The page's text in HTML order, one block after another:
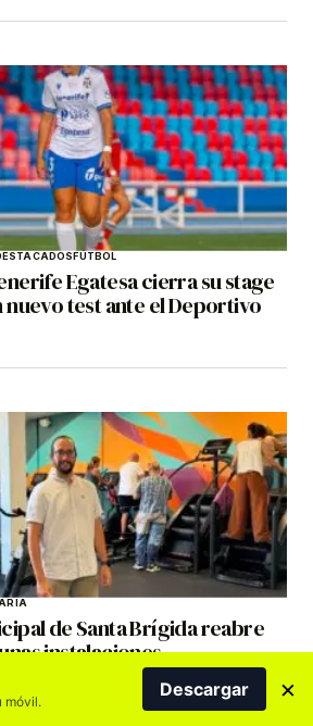
FÚTBOL
Egatesa cierra su stage
nuevo test ante el Deportivo
de Santa Brígida reabre
instalaciones
móvil.
Descargar ×